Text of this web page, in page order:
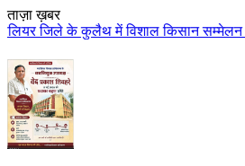
ताज़ा ख़बर
किसान सम्मेलन आयोजित लगभग